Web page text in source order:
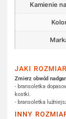
Kamienie
JAKI
Zmierz obwód
- bransoletka
kostki.
- bransoletka
INNY